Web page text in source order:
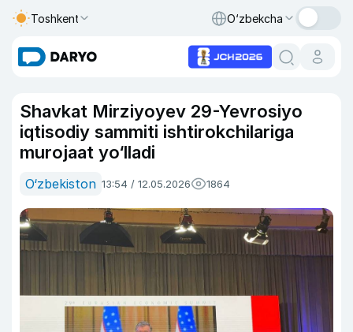
Toshkent O‘zbekcha
Shavkat Mirziyoyev 29-Yevrosiyo
iqtisodiy sammiti ishtirokchilariga
murojaat yo‘lladi
O‘zbekiston 13:54 / 12.05.2026 1864